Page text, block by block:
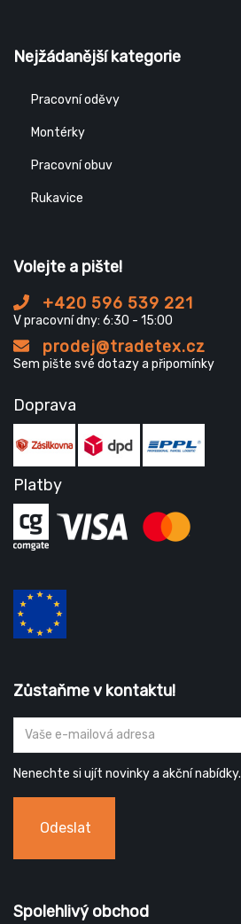
Nejžádanější kategorie
Pracovní oděvy
Montérky
Pracovní obuv
Rukavice
Volejte a pište!
+420 596 539 221
V pracovní dny: 6:30 - 15:00
prodej@tradetex.cz
Sem pište své dotazy a připomínky
Doprava
Platby
Zůstaňme v kontaktu!
Nenechte si ujít novinky a akční nabídky.
Odeslat
Spolehlivý obchod